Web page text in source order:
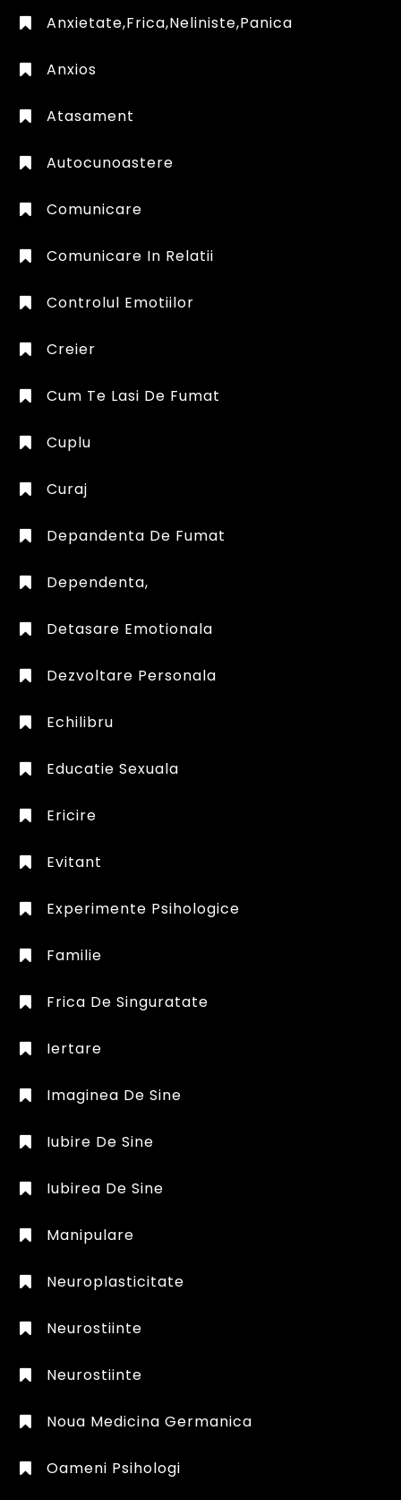
Anxietate,frica,neliniste,panica
Anxios
Atasament
Autocunoastere
Comunicare
Comunicare In Relatii
Controlul Emotiilor
Creier
Cum Te Lasi De Fumat
Cuplu
Curaj
Depandenta De Fumat
Dependenta,
Detasare Emotionala
Dezvoltare Personala
Echilibru
Educatie Sexuala
Ericire
Evitant
Experimente Psihologice
Familie
Frica De Singuratate
Iertare
Imaginea De Sine
Iubire De Sine
Iubirea De Sine
Manipulare
Neuroplasticitate
Neurostiinte
Neurostiinte
Noua Medicina Germanica
Oameni Psihologi